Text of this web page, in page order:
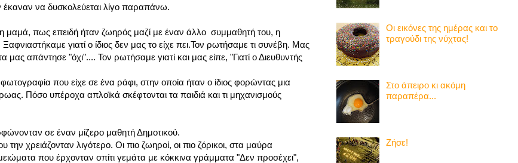
έκαναν να δυσκολεύεται λίγο παραπάνω.
πως επειδή ήταν ζωηρός μαζί με έναν άλλο συμμαθητή του, η
γιατί ο ίδιος δεν μας το είχε πει.Τον ρωτήσαμε τι συνέβη. Μας
απάντησε "όχι".... Τον ρωτήσαμε γιατί και μας είπε, "Γιατί ο Διευθυντής
που είχε σε ένα ράφι, στην οποία ήταν ο ίδιος φορώντας μια
Πόσο υπέροχα απλοϊκά σκέφτονται τα παιδιά και τι μηχανισμούς
σε έναν μίζερο μαθητή Δημοτικού.
χρειάζονταν λιγότερο. Οι πιο ζωηροί, οι πιο ζόρικοι, στα μαύρα
που έρχονταν σπίτι γεμάτα με κόκκινα γράμματα "Δεν προσέχει",
Οι εικόνες της ημέρας και το
τραγούδι της νύχτας!
Στο άπειρο κι ακόμη
παραπέρα...
Ζήσε!